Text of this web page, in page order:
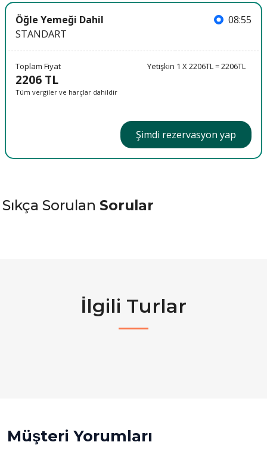
Öğle Yemeği Dahil
STANDART
08:55
Toplam Fiyat
2206 TL
Tüm vergiler ve harçlar dahildir
Yetişkin 1 X 2206TL = 2206TL
Şimdi rezervasyon yap
Sıkça Sorulan Sorular
İlgili Turlar
Müşteri Yorumları